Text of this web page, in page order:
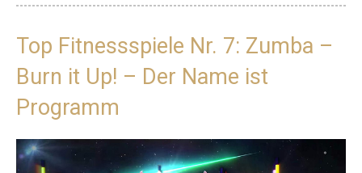
Top Fitnessspiele Nr. 7: Zumba –
Burn it Up! – Der Name ist
Programm